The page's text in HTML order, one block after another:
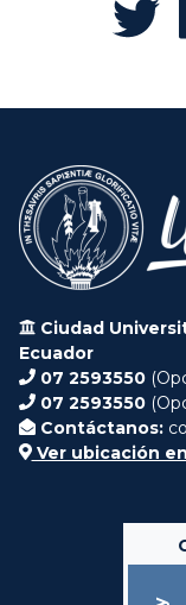
Ciudad
Ecuador
07 2593550
07 2593550
Contáctanos:
Ver ubicación